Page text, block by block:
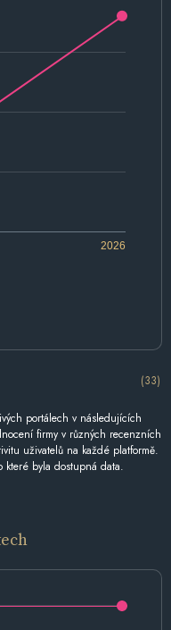
2026
(33)
portálech v následujících
firmy v různých recenzních
uživatelů na každé platformě.
byla dostupná data.